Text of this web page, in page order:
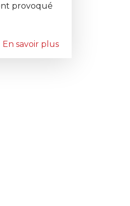
provoqué
En savoir plus